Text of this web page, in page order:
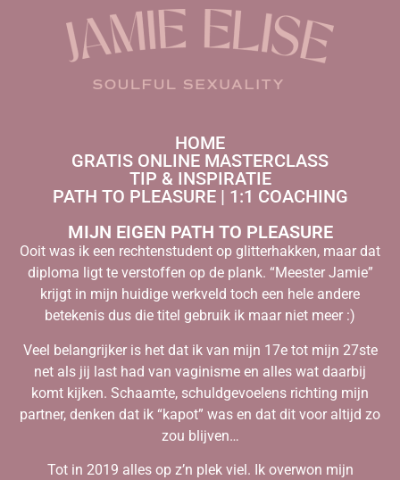
HOME
GRATIS ONLINE MASTERCLASS
TIP & INSPIRATIE
PATH TO PLEASURE | 1:1 COACHING
MIJN EIGEN PATH TO PLEASURE
Ooit was ik een rechtenstudent op glitterhakken, maar dat
diploma ligt te verstoffen op de plank. “Meester Jamie”
krijgt in mijn huidige werkveld toch een hele andere
betekenis dus die titel gebruik ik maar niet meer :)
Veel belangrijker is het dat ik van mijn 17e tot mijn 27ste
net als jij last had van vaginisme en alles wat daarbij
komt kijken. Schaamte, schuldgevoelens richting mijn
partner, denken dat ik “kapot” was en dat dit voor altijd zo
zou blijven…
Tot in 2019 alles op z’n plek viel. Ik overwon mijn